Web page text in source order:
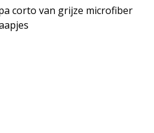
corto van grijze microfiber